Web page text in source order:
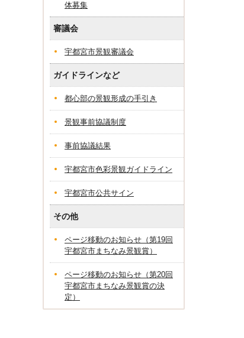
体募集
審議会
宇都宮市景観審議会
ガイドラインなど
都心部の景観形成の手引き
景観事前協議制度
事前協議結果
宇都宮市色彩景観ガイドライン
宇都宮市公共サイン
その他
ページ移動のお知らせ（第19回
宇都宮市まちなみ景観賞）
ページ移動のお知らせ（第20回
宇都宮市まちなみ景観賞の決
定）